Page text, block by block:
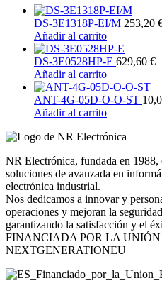
DS-3E1318P-EI/M 253,20
Añadir al carrito
DS-3E0528HP-E 629,60 €
Añadir al carrito
ANT-4G-05D-O-O-ST
Añadir al carrito
NR Electrónica, fundada en 1988,
soluciones de avanzada en
electrónica industrial.
Nos dedicamos a innovar y
operaciones y mejoran la
garantizando la satisfacción y el
FINANCIADA POR LA UNIÓN
NEXTGENERATIONEU